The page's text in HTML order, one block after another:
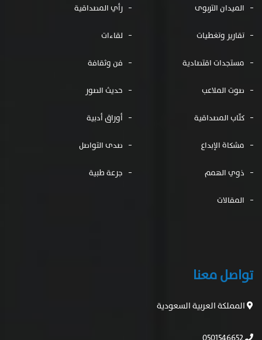
الميدان التربوى رأي المصداقية
تقارير وتغطيات لقاءات
مستجدات اقتصادية فن وثقافة
صوت الملاعب حديث الصور
كتّاب المصداقية أوراق أدبية
مشكاة الإبداع صدى التواصل
ذوي الهمم جرعة طبية
المقالات
تواصل معنا
المملكة العربية السعودية